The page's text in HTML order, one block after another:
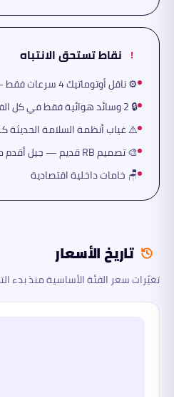
! نقاط تستحق الانتباه
⚙️ ناقل أوتوماتيك 4 سرعات فقط — قديم لمعايير 2026
🔒 2 وسائد هوائية فقط في كل الفئات
⚠️ غياب أنظمة السلامة الحديثة كـESP وBSM
🎨 تصميم RB قديم — جيل أقدم من الموديلات العالمية
🪑 خامات داخلية اقتصادية
تاريخ الأسعار
تغيّرات سعر الفئة الأساسية منذ بدء